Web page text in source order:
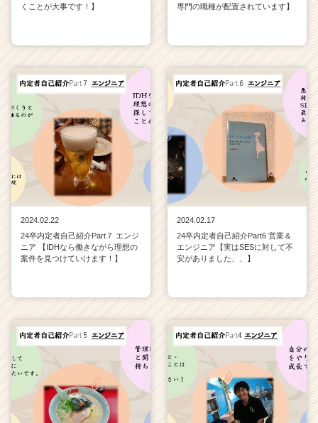
くことが大事です！】
専門の職種が配置されています】
2024.02.22
24卒内定者自己紹介Part７ エンジ
ニア 【IDHなら働きながら理想の
案件を見つけていけます！】
2024.02.17
24卒内定者自己紹介Part6 営業＆
エンジニア【実はSESに対して不
安がありました、、】